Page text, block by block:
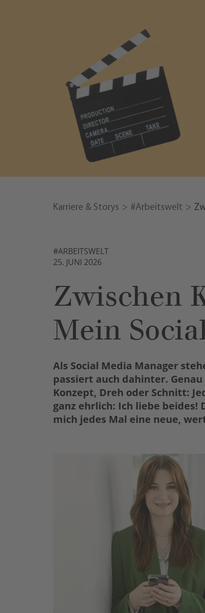
Karriere & Storys #Arbeitswelt
#ARBEITSWELT
25. JUNI 2026
Zwischen
Mein
Als Social Media Manager
passiert auch dahinter.
Konzept, Dreh oder Schnitt:
ganz ehrlich: Ich liebe beides!
mich jedes Mal eine neue,